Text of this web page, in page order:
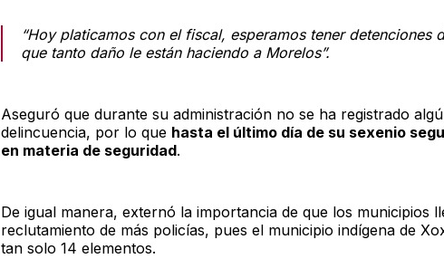
“Hoy platicamos con el fiscal, esperamos tener detenciones
que tanto daño le están haciendo a Morelos”.
Aseguró que durante su administración no se ha registrado
delincuencia, por lo que hasta el último día de su sexenio
en materia de seguridad.
De igual manera, externó la importancia de que los municipios
reclutamiento de más policías, pues el municipio indígena de
tan solo 14 elementos.